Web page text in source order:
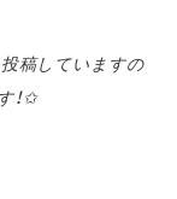
稿していますの
！✩